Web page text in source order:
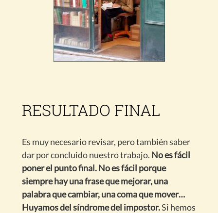
RESULTADO FINAL
Es muy necesario revisar, pero también saber
dar por concluido nuestro trabajo. No es fácil
poner el punto final. No es fácil porque
siempre hay una frase que mejorar, una
palabra que cambiar, una coma que mover…
Huyamos del síndrome del impostor.Si hemos